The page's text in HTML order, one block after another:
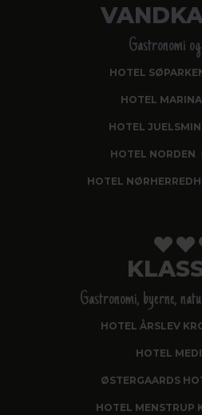
Gastronomi
HOTEL
HOTEL MARINA
HOTEL
HOTEL NORDEN
HOTEL
Gastronomi, byerne,
HOTEL ÅRSLEV
HOTEL MEDI
ØSTERGAARDS
HOTEL MENSTRUP